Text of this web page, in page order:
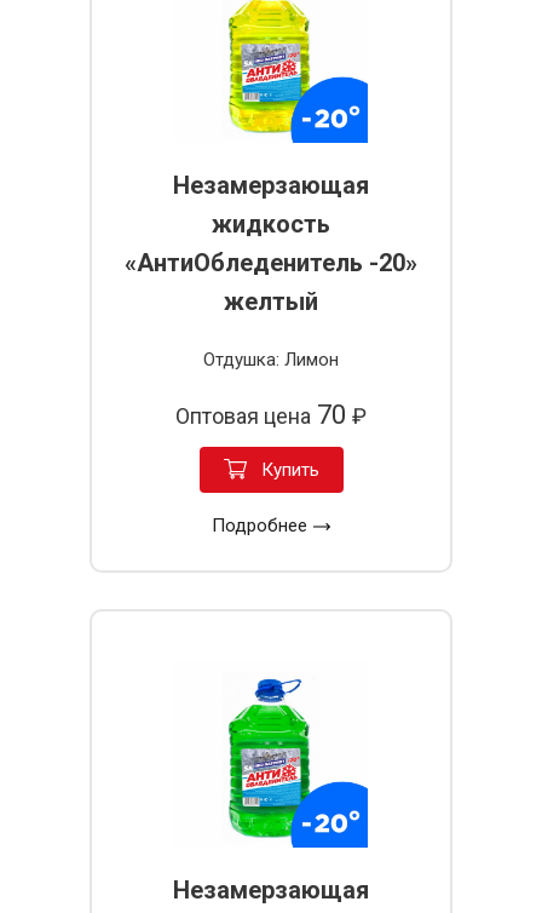
Незамерзающая
жидкость
«АнтиОбледенитель -20»
желтый
Отдушка: Лимон
Оптовая цена 70 ₽
Купить
Подробнее
Незамерзающая